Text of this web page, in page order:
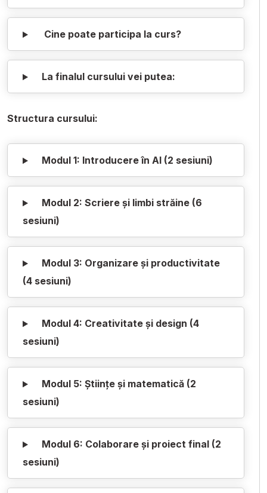
Cine poate participa la curs?
La finalul cursului vei putea:
Structura cursului:
Modul 1: Introducere în AI (2 sesiuni)
Modul 2: Scriere și limbi străine (6
sesiuni)
Modul 3: Organizare și productivitate
(4 sesiuni)
Modul 4: Creativitate și design (4
sesiuni)
Modul 5: Științe și matematică (2
sesiuni)
Modul 6: Colaborare și proiect final (2
sesiuni)